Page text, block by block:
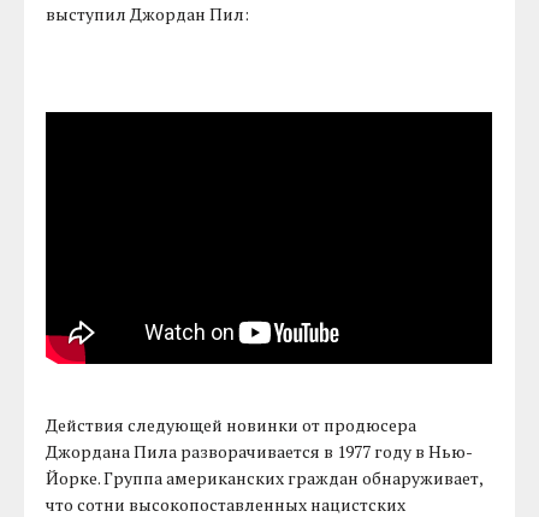
выступил Джордан Пил:
Действия следующей новинки от продюсера
Джордана Пила разворачивается в 1977 году в Нью-
Йорке. Группа американских граждан обнаруживает,
что сотни высокопоставленных нацистских